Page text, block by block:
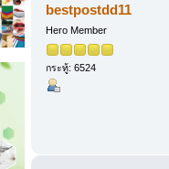
bestpostdd11
Hero Member
กระทู้: 6524